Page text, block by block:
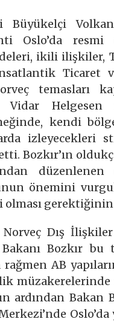
Büyükelçi
Oslo’da
ikili ilişkiler,
Ticaret
temasları
Helgesen
kendi
izleyecekleri
Bozkır’ın
düzenlenen
önemini
gerektiğinin
Dış
Bozkır bu
AB
ardından Bakan